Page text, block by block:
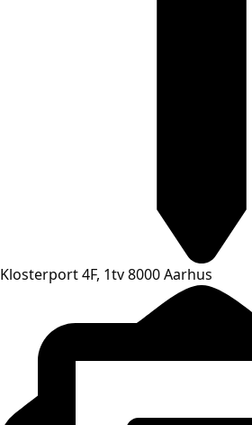
Klosterport 4F, 1tv 8000 Aarhus